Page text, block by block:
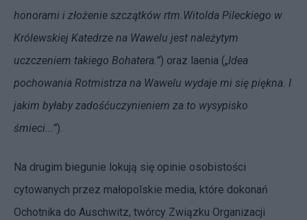
honorami i złożenie szczątków rtm.Witolda Pileckiego w
Królewskiej Katedrze na Wawelu jest należytym
uczczeniem takiego Bohatera.”) oraz laenia („Idea
pochowania Rotmistrza na Wawelu wydaje mi się piękna. I
jakim byłaby zadośćuczynieniem za to wysypisko
śmieci...”).
Na drugim biegunie lokują się opinie osobistości
cytowanych przez małopolskie media, które dokonań
Ochotnika do Auschwitz, twórcy Związku Organizacji